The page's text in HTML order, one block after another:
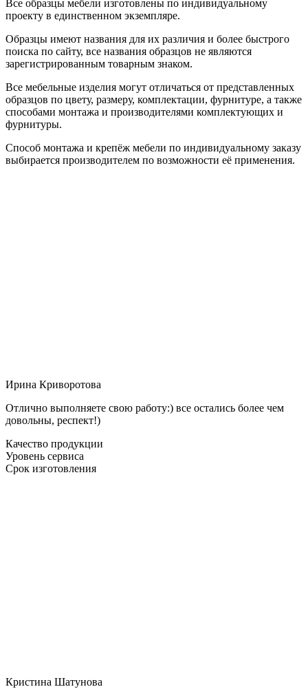
Все образцы мебели изготовлены по индивидуальному
проекту в единственном экземпляре.
Образцы имеют названия для их различия и более быстрого
поиска по сайту, все названия образцов не являются
зарегистрированным товарным знаком.
Все мебельные изделия могут отличаться от представленных
образцов по цвету, размеру, комплектации, фурнитуре, а также
способами монтажа и производителями комплектующих и
фурнитуры.
Способ монтажа и крепёж мебели по индивидуальному заказу
выбирается производителем по возможности её применения.
Ирина Криворотова
Отлично выполняете свою работу:) все остались более чем
довольны, респект!)
Качество продукции
Уровень сервиса
Срок изготовления
Кристина Шатунова